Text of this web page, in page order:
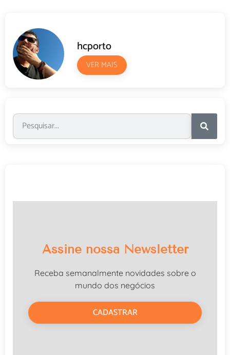
hcporto
VER MAIS
Assine nossa Newsletter
Receba semanalmente novidades sobre o
mundo dos negócios
CADASTRAR